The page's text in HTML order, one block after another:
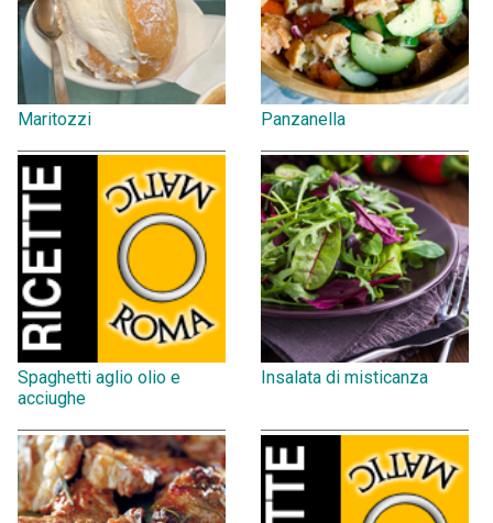
Maritozzi Panzanella
Spaghetti aglio olio e
acciughe
Insalata di misticanza